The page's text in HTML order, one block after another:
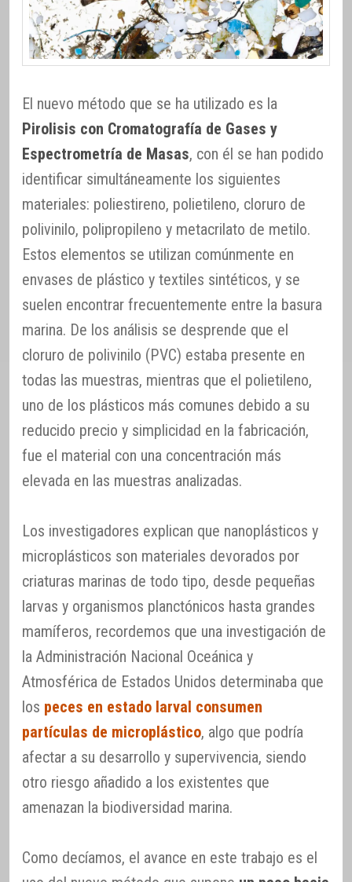
El nuevo método que se ha utilizado es la
Pirolisis con Cromatografía de Gases y
Espectrometría de Masas, con él se han podido
identificar simultáneamente los siguientes
materiales: poliestireno, polietileno, cloruro de
polivinilo, polipropileno y metacrilato de metilo.
Estos elementos se utilizan comúnmente en
envases de plástico y textiles sintéticos, y se
suelen encontrar frecuentemente entre la basura
marina. De los análisis se desprende que el
cloruro de polivinilo (PVC) estaba presente en
todas las muestras, mientras que el polietileno,
uno de los plásticos más comunes debido a su
reducido precio y simplicidad en la fabricación,
fue el material con una concentración más
elevada en las muestras analizadas.
Los investigadores explican que nanoplásticos y
microplásticos son materiales devorados por
criaturas marinas de todo tipo, desde pequeñas
larvas y organismos planctónicos hasta grandes
mamíferos, recordemos que una investigación de
la Administración Nacional Oceánica y
Atmosférica de Estados Unidos determinaba que
los peces en estado larval consumen
partículas de microplástico, algo que podría
afectar a su desarrollo y supervivencia, siendo
otro riesgo añadido a los existentes que
amenazan la biodiversidad marina.
Como decíamos, el avance en este trabajo es el